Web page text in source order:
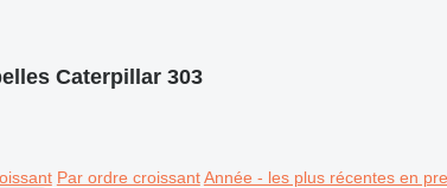
Caterpillar 303
Par ordre croissant Année - les plus récentes en